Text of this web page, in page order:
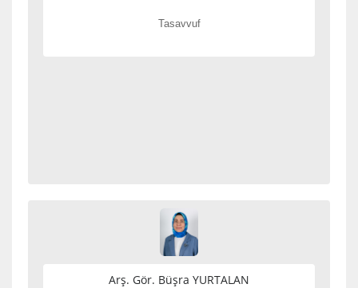
Tasavvuf
Arş. Gör. Büşra YURTALAN